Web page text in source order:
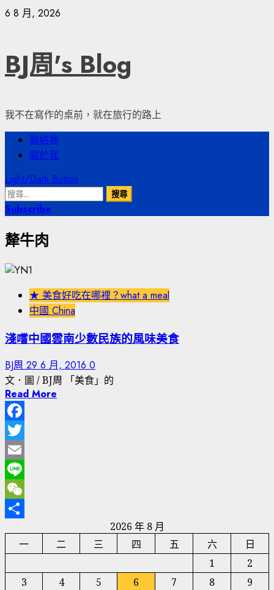
Skip
6 8 月, 2026
BJ周's Blog
我不在寫作的桌前，就在旅行的路上
Primary
Menu
聯絡我
關於我
Light/Dark Button
搜
尋
鍵
Subscribe
犛牛肉
★ 美食好吃在哪裡？what a meal
中國 China
淺嚐中國雲南少數民族的風味美食
BJ周 29 6 月, 2016 0
文．圖 / BJ周 「美食」的
Read More
Facebook
Twitter
Email
Line
WeChat
2026 年 8 月
一
二 三 四 五 六
日
1
2
3
4 5 6 7 8
9